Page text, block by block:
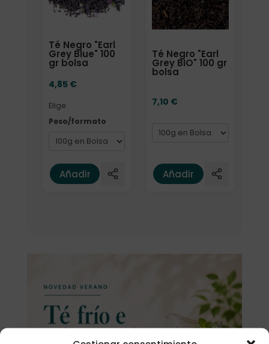
Té Negro "Earl
Grey Blue" 100
gr bolsa
4,85 €
Elige:
Peso/formato
Añadir
Té Negro "Earl
Grey BIO" 100 gr
bolsa
7,10 €
Añadir